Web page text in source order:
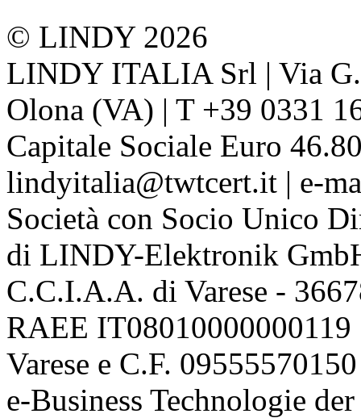
© LINDY 2026
LINDY ITALIA Srl | Via
Olona (VA) | T +39 0331
Capitale Sociale Euro
lindyitalia@twtcert.it | e-
Società con Socio Unico
di LINDY-Elektronik
C.C.I.A.A. di Varese -
RAEE
Varese e C.F. 09555570150
e-Business Technologie